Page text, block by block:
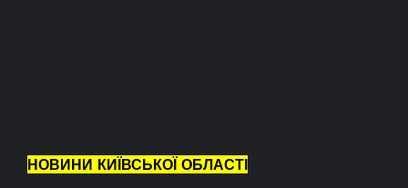
НОВИНИ КИЇВСЬКОЇ ОБЛАСТІ